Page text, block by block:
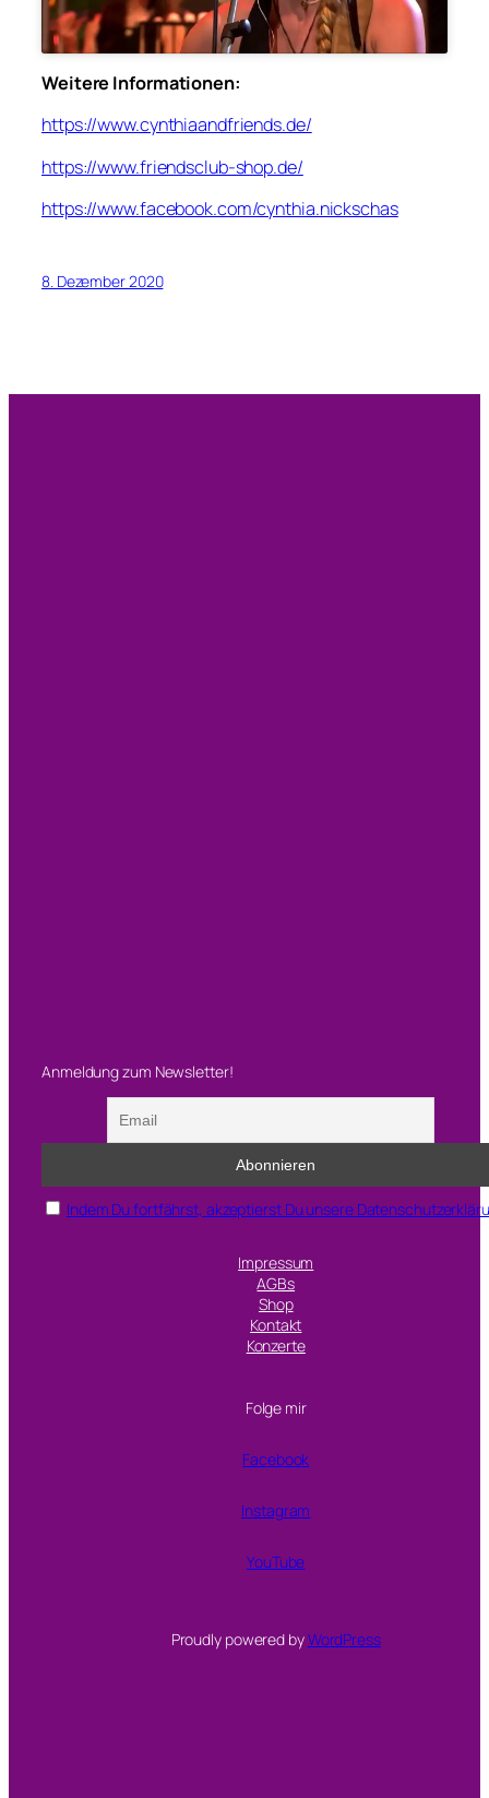
Weitere Informationen:
https://www.cynthiaandfriends.de/
https://www.friendsclub-shop.de/
https://www.facebook.com/cynthia.nickschas
8. Dezember 2020
Anmeldung zum Newsletter!
Indem Du fortfährst, akzeptierst Du unsere
Impressum
AGBs
Shop
Kontakt
Konzerte
Folge mir
Facebook
Instagram
YouTube
Proudly powered byWordPress